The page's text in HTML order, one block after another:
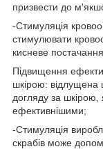
призвести до
-Стимуляція
стимулювати
кисневе
Підвищення
шкірою: відлущена
догляду за шкірою,
ефективнішими;
-Стимуляція
скрабів може